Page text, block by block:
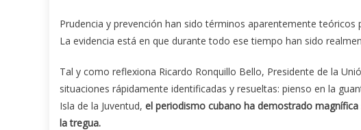
Prudencia y prevención han sido términos aparentemente
La evidencia está en que durante todo ese tiempo han sido
Tal y como reflexiona Ricardo Ronquillo Bello, Presidente de la
situaciones rápidamente identificadas y resueltas: pienso en la
Isla de la Juventud, el periodismo cubano ha demostrado
la tregua.